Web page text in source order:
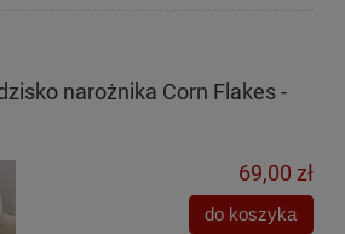
narożnika Corn Flakes -
69,00 zł
do koszyka